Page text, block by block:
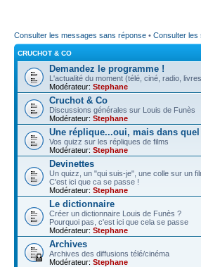
Consulter les messages sans réponse • Consulter les
CRUCHOT & CO
Demandez le programme !
L'actualité du moment (télé, ciné, radio,
Modérateur: Stephane
Cruchot & Co
Discussions générales sur Louis de Funès
Modérateur: Stephane
Une réplique...oui, mais dans
Vos quizz sur les répliques de films
Modérateur: Stephane
Devinettes
Un quizz, un "qui suis-je", une colle sur un
C'est ici que ca se passe !
Modérateur: Stephane
Le dictionnaire
Créer un dictionnaire Louis de Funès ?
Pourquoi pas, c'est ici que cela se passe
Modérateur: Stephane
Archives
Archives des diffusions télé/cinéma
Modérateur: Stephane